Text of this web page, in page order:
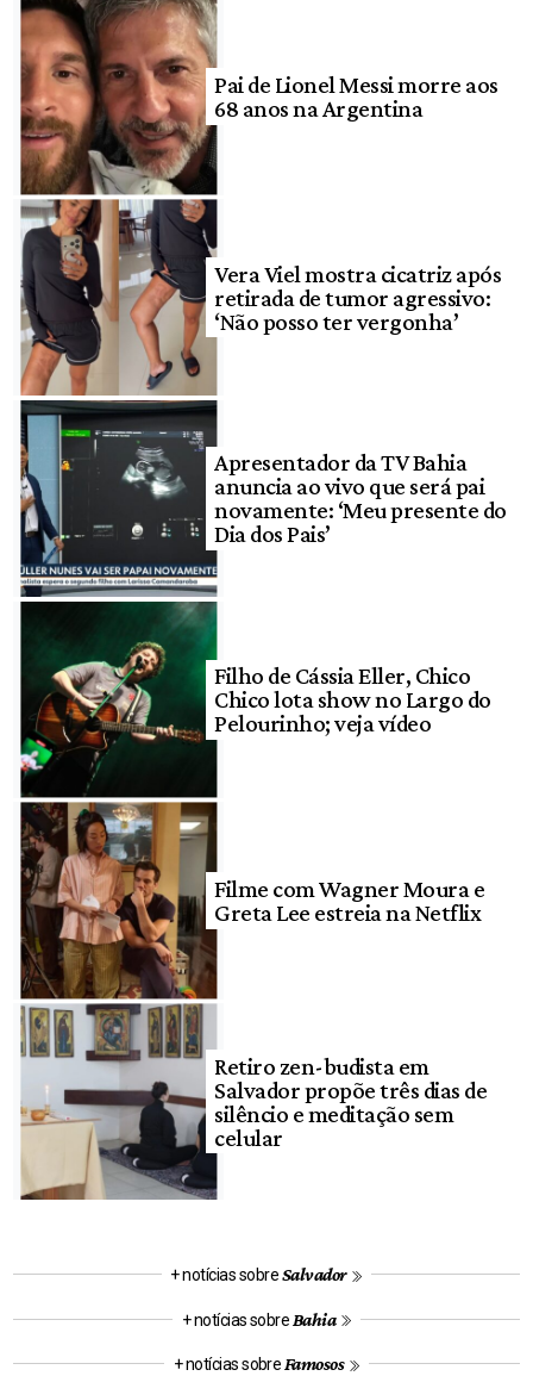
Pai de Lionel Messi morre aos
68 anos na Argentina
Vera Viel mostra cicatriz após
retirada de tumor agressivo:
‘Não posso ter vergonha’
Apresentador da TV Bahia
anuncia ao vivo que será pai
novamente: ‘Meu presente do
Dia dos Pais’
Filho de Cássia Eller, Chico
Chico lota show no Largo do
Pelourinho; veja vídeo
Filme com Wagner Moura e
Greta Lee estreia na Netflix
Retiro zen-budista em
Salvador propõe três dias de
silêncio e meditação sem
celular
+ notícias sobreSalvador
+ notícias sobre Bahia
+ notícias sobre Famosos